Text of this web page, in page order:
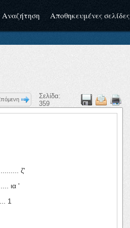
Αναζήτηση Αποθηκευμένες σελίδες
Σελίδα:
359
ζ'
ια '
1